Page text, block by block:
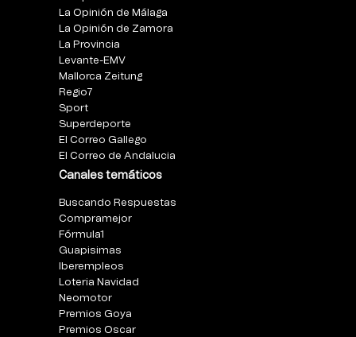
La Opinión de Málaga
La Opinión de Zamora
La Provincia
Levante-EMV
Mallorca Zeitung
Regio7
Sport
Superdeporte
El Correo Gallego
El Correo de Andalucia
Canales temáticos
Buscando Respuestas
Compramejor
Fórmula1
Guapisimas
Iberempleos
Loteria Navidad
Neomotor
Premios Goya
Premios Oscar